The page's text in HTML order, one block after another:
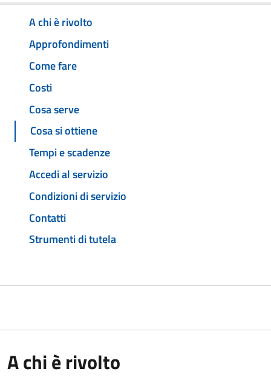
A chi è rivolto
Approfondimenti
Come fare
Costi
Cosa serve
Cosa si ottiene
Tempi e scadenze
Accedi al servizio
Condizioni di servizio
Contatti
Strumenti di tutela
A chi è rivolto